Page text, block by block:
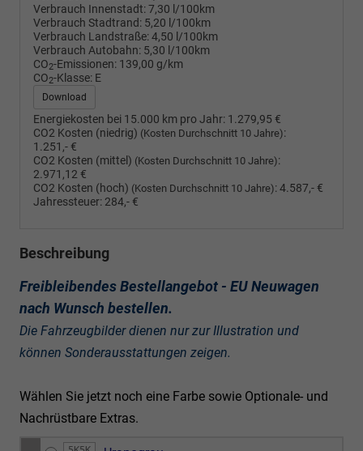
Verbrauch Innenstadt:7,30 l/100km
Verbrauch Stadtrand: 5,20 l/100km
Verbrauch Landstraße:4,50 l/100km
Verbrauch Autobahn: 5,30 l/100km
CO2-Emissionen: 139,00 g/km
CO2-Klasse: E
Download
Energiekosten bei 15.000 km pro Jahr: 1.279,95 €
CO2 Kosten (niedrig) (Kosten Durchschnitt 10 Jahre):
1.251,- €
CO2 Kosten (mittel) (Kosten Durchschnitt 10 Jahre):
2.971,12 €
CO2 Kosten (hoch) (Kosten Durchschnitt 10 Jahre):4.587,- €
Jahressteuer: 284,- €
Beschreibung
Freibleibendes Bestellangebot - EU Neuwagen
nach Wunsch bestellen.
Die Fahrzeugbilder dienen nur zur Illustration und
können Sonderausstattungen zeigen.
Wählen Sie jetzt noch eine Farbe sowie Optionale- und
Nachrüstbare Extras.